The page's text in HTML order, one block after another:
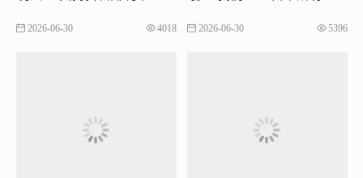
2026-06-30 4018
跑图（跑图影响流量） 自带
2026-06-30 5396